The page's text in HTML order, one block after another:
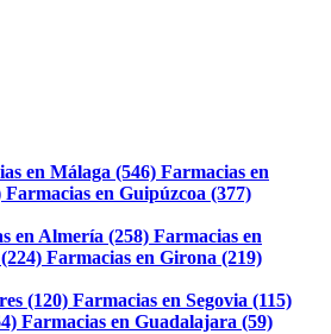
en Málaga (546) Farmacias en
Farmacias en Guipúzcoa (377)
en Almería (258) Farmacias en
Farmacias en Girona (219)
(120) Farmacias en Segovia (115)
Farmacias en Guadalajara (59)